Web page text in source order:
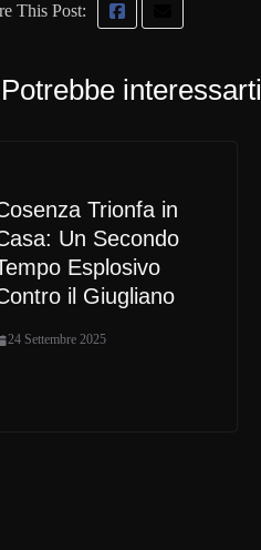
This Post:
Potrebbe interessarti
Trionfa in
Un Secondo
Esplosivo
il Giugliano
24 Settembre 2025